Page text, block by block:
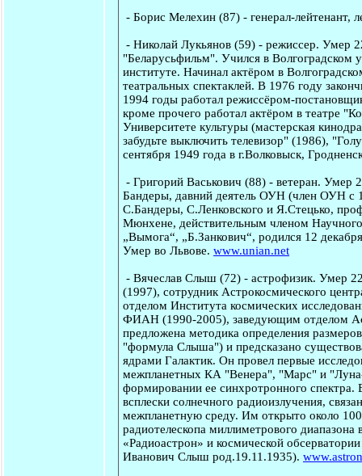
-Борис Мелехин (87) - генерал-лейтенант,
-Николай Лукьянов (59) - режиссер. Умер
"Беларусьфильм". Учился в Волгоградском
институте. Начинал актёром в
театральных спектаклей. В 1976 году
1994 годы работал режиссёром-
кроме прочего работал актёром в театре
Университете культуры (мастерская
забудьте выключить телевизор" (1986),
сентября 1949 года в г.Волковыск,
-Григорий Васькович (88) - ветеран. Умер
Бандеры, давний деятель ОУН (член ОУН с
С.Бандеры, С.Ленковского и Я.Стецько,
Мюнхене, действительным членом
„Вымога“, „Б.Занкович“, родился 12
Умер во Львове.www.unian.net
-Вячеслав Слыш (72) - астрофизик. Умер
(1997), сотрудник Астрокосмического
отделом Института космических
ФИАН (1990-2005), заведующим отделом
предложена методика определения
"формула Слыша") и предсказано
ядрами Галактик. Он провел первые
межпланетных КА "Венера", "Марс" и "Луна-
формировании ее синхротронного спектра.
всплески солнечного радиоизлучения,
межпланетную среду. Им открыто около
радиотелескопа миллиметрового
«Радиоастрон» и космической
Иванович Слыш род.19.11.1935).